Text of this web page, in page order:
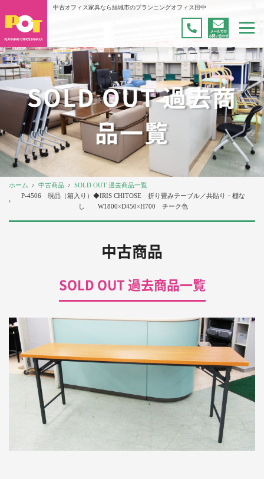
中古オフィス家具なら結城市のプランニングオフィス田中
SOLD OUT 過去商
品一覧
ホーム 中古商品
SOLD OUT 過去商品一覧
P-4506 現品（箱入り）◆IRIS CHITOSE 折り畳みテーブル／共貼り・棚な
し W1800×D450×H700 チーク色
中古商品
SOLD OUT 過去商品一覧